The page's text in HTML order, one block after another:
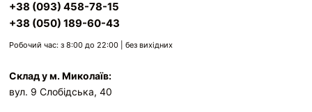
+38 (093) 458-78-15
+38 (050) 189-60-43
Робочий час: з 8:00 до 22:00 | без вихідних
Склад у м. Миколаїв:
вул. 9 Слобідська, 40